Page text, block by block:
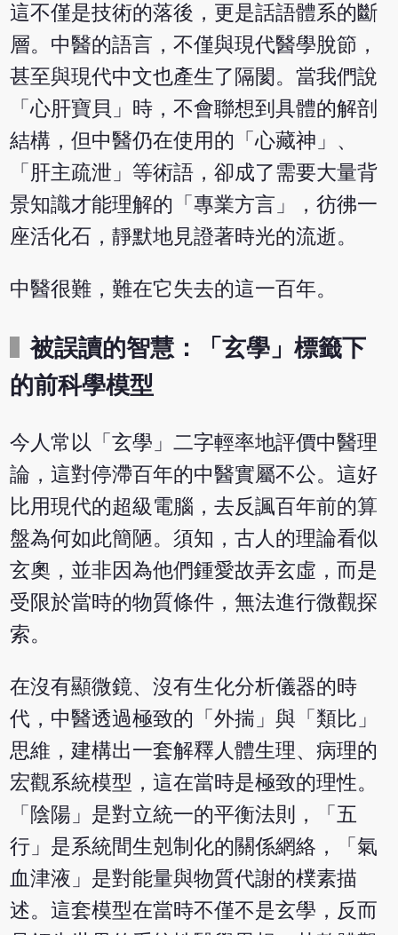
這不僅是技術的落後，更是話語體系的斷
層。中醫的語言，不僅與現代醫學脫節，
甚至與現代中文也產生了隔閡。當我們說
「心肝寶貝」時，不會聯想到具體的解剖
結構，但中醫仍在使用的「心藏神」、
「肝主疏泄」等術語，卻成了需要大量背
景知識才能理解的「專業方言」，彷彿一
座活化石，靜默地見證著時光的流逝。
中醫很難，難在它失去的這一百年。
被誤讀的智慧：「玄學」標籤下
的前科學模型
今人常以「玄學」二字輕率地評價中醫理
論，這對停滯百年的中醫實屬不公。這好
比用現代的超級電腦，去反諷百年前的算
盤為何如此簡陋。須知，古人的理論看似
玄奧，並非因為他們鍾愛故弄玄虛，而是
受限於當時的物質條件，無法進行微觀探
索。
在沒有顯微鏡、沒有生化分析儀器的時
代，中醫透過極致的「外揣」與「類比」
思維，建構出一套解釋人體生理、病理的
宏觀系統模型，這在當時是極致的理性。
「陰陽」是對立統一的平衡法則，「五
行」是系統間生剋制化的關係網絡，「氣
血津液」是對能量與物質代謝的樸素描
述。這套模型在當時不僅不是玄學，反而